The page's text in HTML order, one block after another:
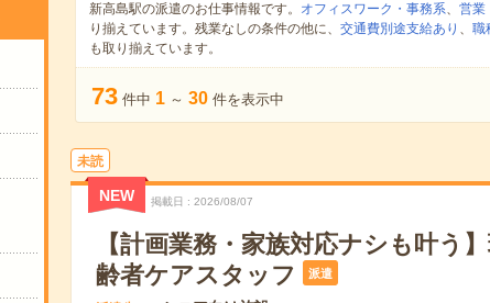
新高島駅の派遣のお仕事情報です。 オフィスワーク・事務系、 営業
り揃えています。残業なしの条件の他に、 交通費別途支給あり 、 職
も取り揃えています。
73 件中 1 ～ 30 件を表示中
未読
NEW 掲載日 2026/08/07
【計画業務・家族対応ナシも叶う
齢者ケアスタッフ
派遣